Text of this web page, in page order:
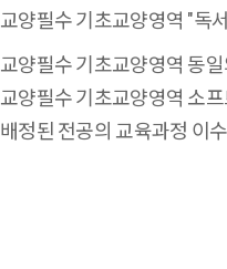
교양필수 기초교양영역 "독
교양필수 기초교양영역 동
교양필수 기초교양영역 소
배정된 전공의 교육과정 이수